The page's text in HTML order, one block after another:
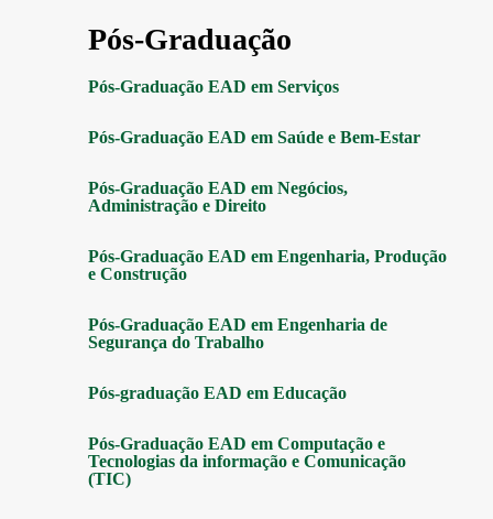
Pós-Graduação
Pós-Graduação EAD em Serviços
Pós-Graduação EAD em Saúde e Bem-Estar
Pós-Graduação EAD em Negócios,
Administração e Direito
Pós-Graduação EAD em Engenharia, Produção
e Construção
Pós-Graduação EAD em Engenharia de
Segurança do Trabalho
Pós-graduação EAD em Educação
Pós-Graduação EAD em Computação e
Tecnologias da informação e Comunicação
(TIC)